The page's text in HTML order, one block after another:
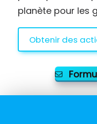
planète pour les
Obtenir des